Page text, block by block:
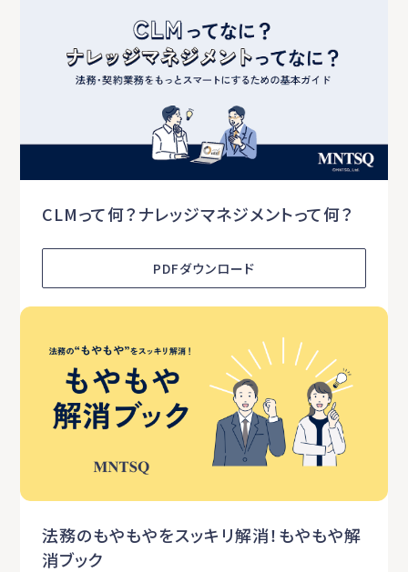
CLMって何？ナレッジマネジメントって何？
PDFダウンロード
法務のもやもやをスッキリ解消！もやもや解
消ブック